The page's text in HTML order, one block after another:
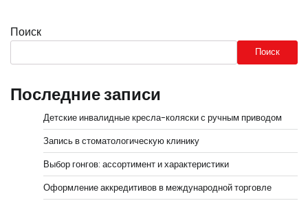
Поиск
Поиск
Последние записи
Детские инвалидные кресла-коляски с ручным приводом
Запись в стоматологическую клинику
Выбор гонгов: ассортимент и характеристики
Оформление аккредитивов в международной торговле